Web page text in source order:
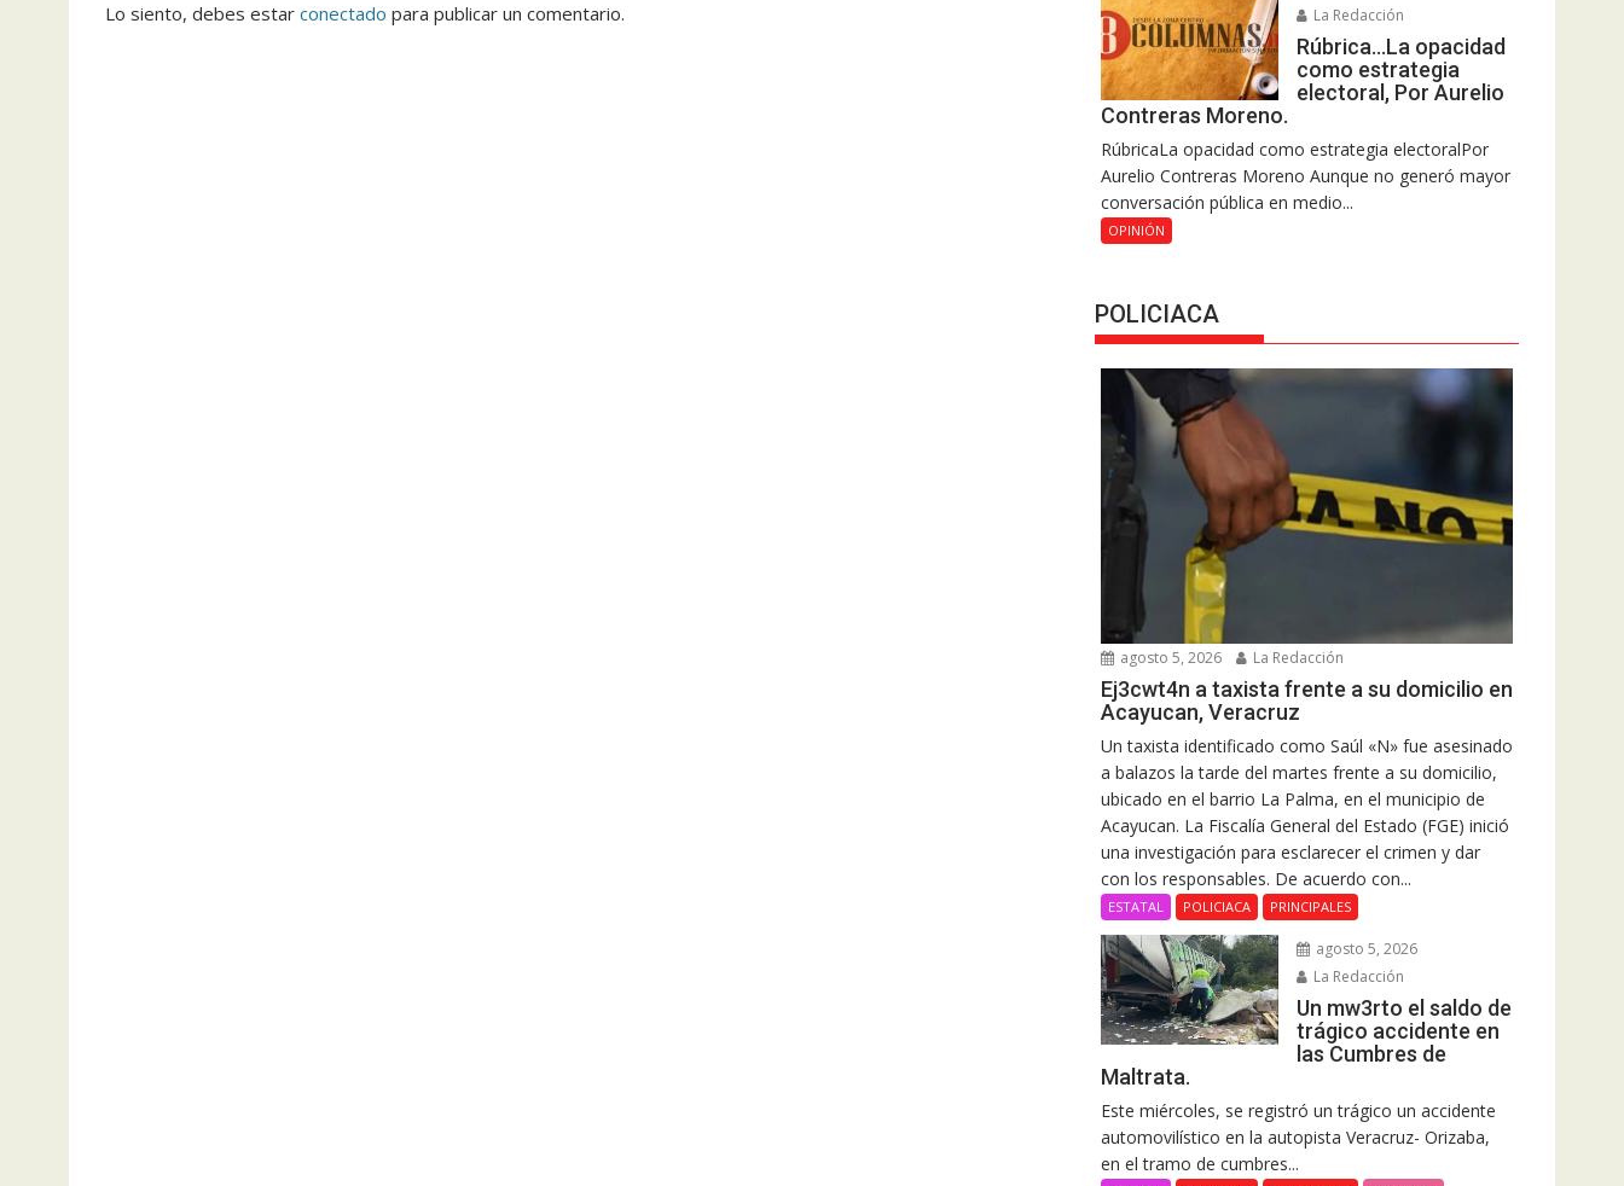
Lo siento, debes estar conectado para publicar un comentario.
La Redacción
Rúbrica…La opacidad
como estrategia
electoral, Por Aurelio
Contreras Moreno.
RúbricaLa opacidad como estrategia electoralPor
Aurelio Contreras Moreno Aunque no generó mayor
conversación pública en medio...
OPINIÓN
POLICIACA
agosto 5, 2026 La Redacción
Ej3cwt4n a taxista frente a su domicilio en
Acayucan, Veracruz
Un taxista identificado como Saúl «N» fue asesinado
a balazos la tarde del martes frente a su domicilio,
ubicado en el barrio La Palma, en el municipio de
Acayucan. La Fiscalía General del Estado (FGE) inició
una investigación para esclarecer el crimen y dar
con los responsables. De acuerdo con...
ESTATAL POLICIACA PRINCIPALES
agosto 5, 2026
La Redacción
Un mw3rto el saldo de
trágico accidente en
las Cumbres de
Maltrata.
Este miércoles, se registró un trágico un accidente
automovilístico en la autopista Veracruz- Orizaba,
en el tramo de cumbres...